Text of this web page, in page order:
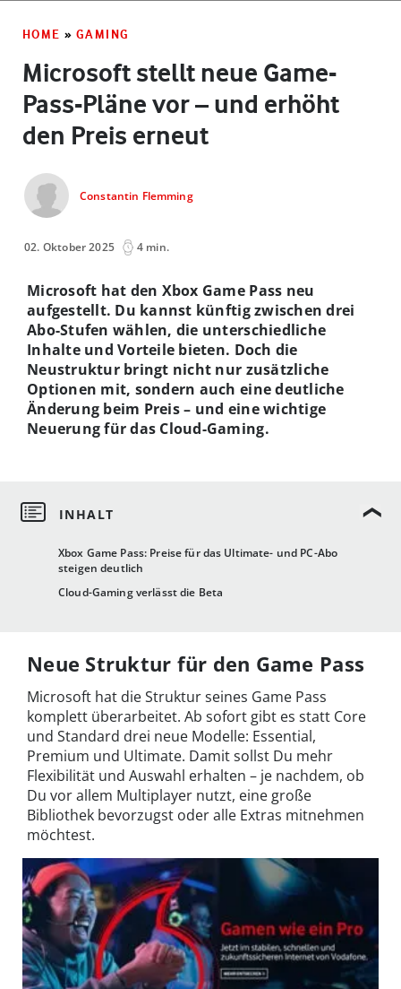
HOME » GAMING
Microsoft stellt neue Game-
Pass-Pläne vor – und erhöht
den Preis erneut
Constantin Flemming
02. Oktober 2025 4 min.
Xbox Game Pass: Preise für das Ultimate- und PC-Abo
steigen deutlich
Cloud-Gaming verlässt die Beta
Microsoft hat den Xbox Game Pass neu
aufgestellt. Du kannst künftig zwischen drei
Abo-Stufen wählen, die unterschiedliche
Inhalte und Vorteile bieten. Doch die
Neustruktur bringt nicht nur zusätzliche
Optionen mit, sondern auch eine deutliche
Änderung beim Preis – und eine wichtige
Neuerung für das Cloud-Gaming.
Neue Struktur für den Game Pass
Microsoft hat die Struktur seines Game Pass
komplett überarbeitet. Ab sofort gibt es statt Core
und Standard drei neue Modelle: Essential,
Premium und Ultimate. Damit sollst Du mehr
Flexibilität und Auswahl erhalten – je nachdem, ob
Du vor allem Multiplayer nutzt, eine große
Bibliothek bevorzugst oder alle Extras mitnehmen
möchtest.